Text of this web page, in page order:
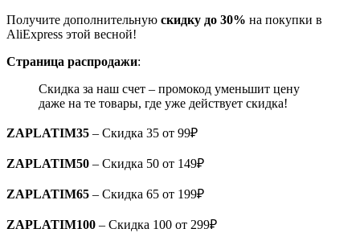
Получите дополнительную скидку до 30% на покупки в
AliExpress этой весной!
Страница распродажи:
Скидка за наш счет – промокод уменьшит цену
даже на те товары, где уже действует скидка!
ZAPLATIM35 – Скидка 35 от 99₽
ZAPLATIM50 – Скидка 50 от 149₽
ZAPLATIM65 – Скидка 65 от 199₽
ZAPLATIM100 – Скидка 100 от 299₽